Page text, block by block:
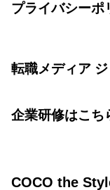
プライバシーポ
転職メディア
企業研修はこち
COCO the